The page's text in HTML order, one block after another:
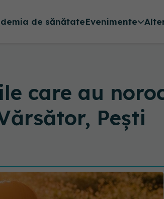
de sănătateEvenimente
care au
Pești